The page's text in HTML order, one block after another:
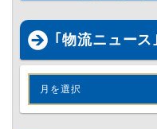
｢物流ニュー
月を選択